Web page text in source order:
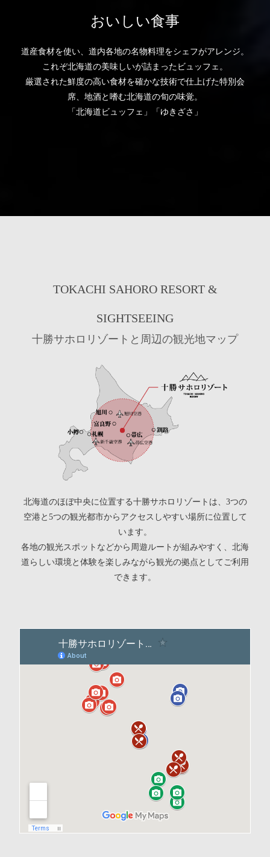
おいしい食事
道産食材を使い、道内各地の名物料理をシェフがアレンジ。
これぞ北海道の美味しいが詰まったビュッフェ。
厳選された鮮度の高い食材を確かな技術で仕上げた特別会
席、地酒と嗜む北海道の旬の味覚。
「北海道ビュッフェ」「ゆきざさ」
TOKACHI SAHORO RESORT &
SIGHTSEEING
十勝サホロリゾートと周辺の観光地マップ
北海道のほぼ中央に位置する十勝サホロリゾートは、3つの
空港と5つの観光都市からアクセスしやすい場所に位置して
います。
各地の観光スポットなどから周遊ルートが組みやすく、北海
道らしい環境と体験を楽しみながら観光の拠点としてご利用
できます。